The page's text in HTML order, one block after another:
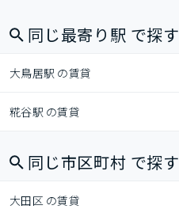
同じ最寄り駅 で探す
大鳥居駅 の賃貸
糀谷駅 の賃貸
同じ市区町村 で探す
大田区 の賃貸